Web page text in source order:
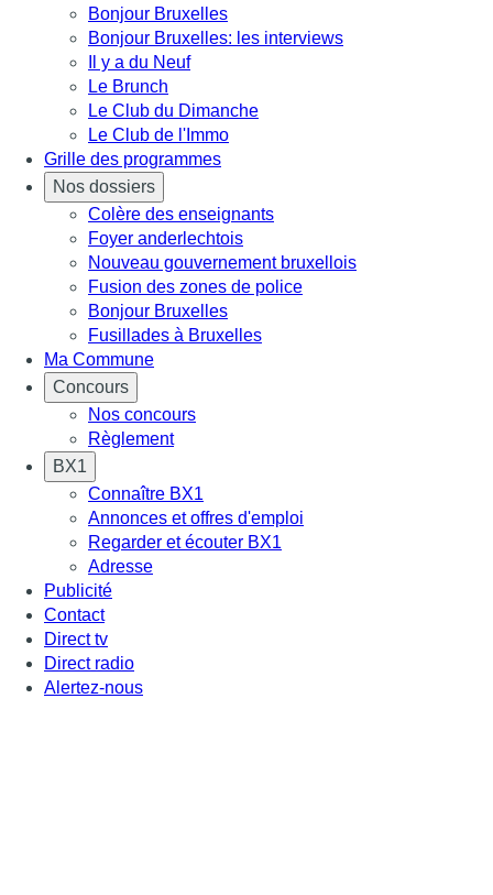
Bonjour Bruxelles
Bonjour Bruxelles: les interviews
Il y a du Neuf
Le Brunch
Le Club du Dimanche
Le Club de l'Immo
Grille des programmes
Nos dossiers
Colère des enseignants
Foyer anderlechtois
Nouveau gouvernement bruxellois
Fusion des zones de police
Bonjour Bruxelles
Fusillades à Bruxelles
Ma Commune
Concours
Nos concours
Règlement
BX1
Connaître BX1
Annonces et offres d'emploi
Regarder et écouter BX1
Adresse
Publicité
Contact
Direct tv
Direct radio
Alertez-nous